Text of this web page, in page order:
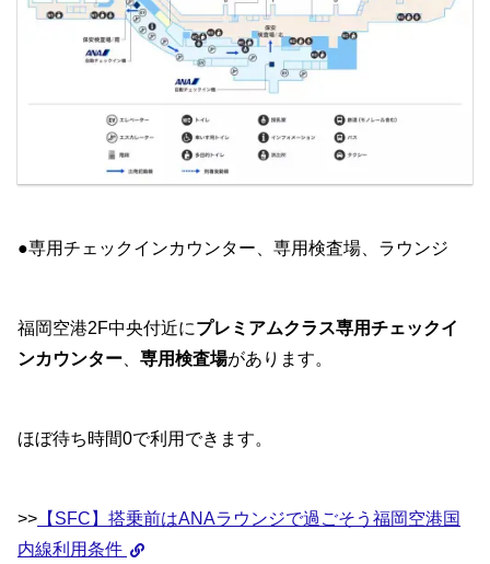
●専用チェックインカウンター、専用検査場、ラウンジ
福岡空港2F中央付近にプレミアムクラス専用チェックイ
ンカウンター
専用検査場があります。
ほぼ待ち時間0で利用できます。
>> 【SFC】搭乗前はANAラウンジで過ごそう福岡空港国
内線利用条件